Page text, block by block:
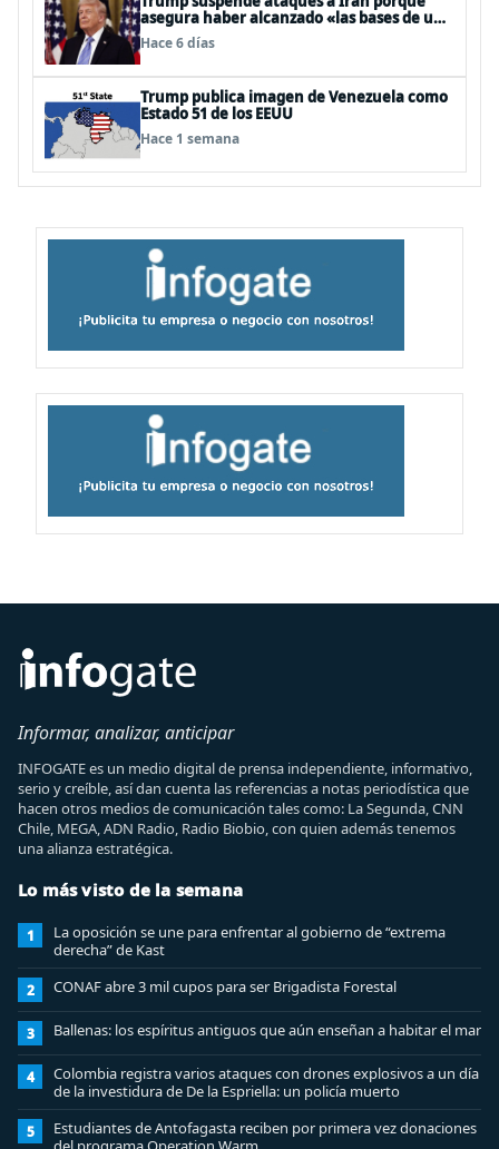
asegura haber alcanzado «las bases de un
acuerdo»
Hace 6 días
Trump publica imagen de Venezuela como
Estado 51 de los EEUU
Hace 1 semana
Informar, analizar, anticipar
INFOGATE es un medio digital de prensa independiente, informativo,
serio y creíble, así dan cuenta las referencias a notas periodística que
hacen otros medios de comunicación tales como: La Segunda, CNN
Chile, MEGA, ADN Radio, Radio Biobio, con quien además tenemos
una alianza estratégica.
Lo más visto de la semana
1
La oposición se une para enfrentar al gobierno de “extrema
derecha” de Kast
2 CONAF abre 3 mil cupos para ser Brigadista Forestal
3 Ballenas: los espíritus antiguos que aún enseñan a habitar el mar
4
Colombia registra varios ataques con drones explosivos a un día
de la investidura de De la Espriella: un policía muerto
5
Estudiantes de Antofagasta reciben por primera vez donaciones